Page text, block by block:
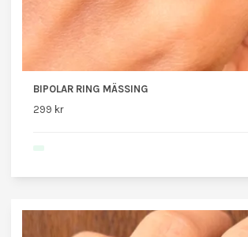
BIPOLAR RING MÄSSING
299 kr